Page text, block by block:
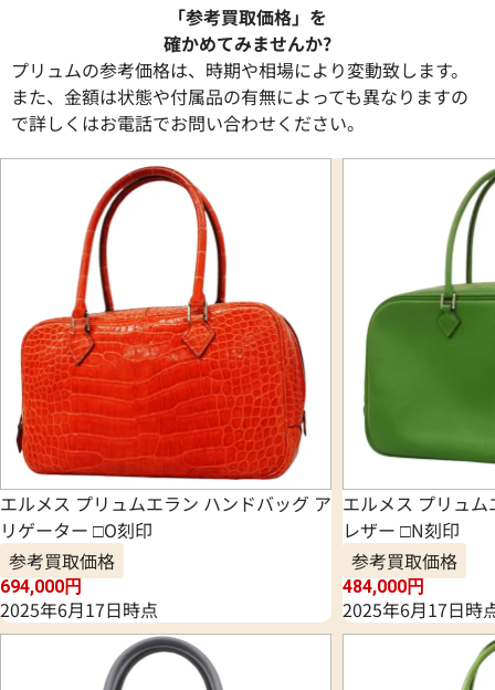
「参考買取価格」を
確かめてみませんか?
プリュムの参考価格は、時期や相場により変動致します。
また、金額は状態や付属品の有無によっても異なりますの
で詳しくはお電話でお問い合わせください。
エルメス プリュムエラン ハンドバッグ ア
リゲーター □O刻印
参考買取価格
694,000円
2025年6月17日時点
エルメス プリュ
レザー □N刻印
参考買取価格
484,000円
2025年6月17日時